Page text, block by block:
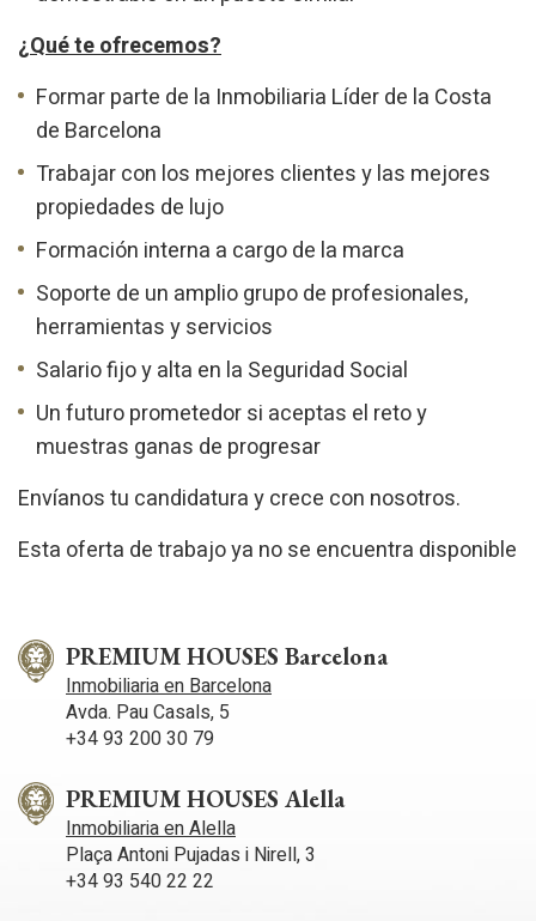
¿Qué te ofrecemos?
Formar parte de la Inmobiliaria Líder de la Costa
de Barcelona
Trabajar con los mejores clientes y las mejores
propiedades de lujo
Formación interna a cargo de la marca
Soporte de un amplio grupo de profesionales,
herramientas y servicios
Salario fijo y alta en la Seguridad Social
Un futuro prometedor si aceptas el reto y
muestras ganas de progresar
Envíanos tu candidatura y crece con nosotros.
Esta oferta de trabajo ya no se encuentra disponible
PREMIUM HOUSES Barcelona
Inmobiliaria en Barcelona
Avda. Pau Casals, 5
+34 93 200 30 79
PREMIUM HOUSES Alella
Inmobiliaria en Alella
Plaça Antoni Pujadas i Nirell, 3
+34 93 540 22 22